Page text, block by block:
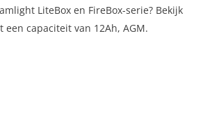
LiteBox en FireBox-serie? Bekijk
een capaciteit van 12Ah, AGM.